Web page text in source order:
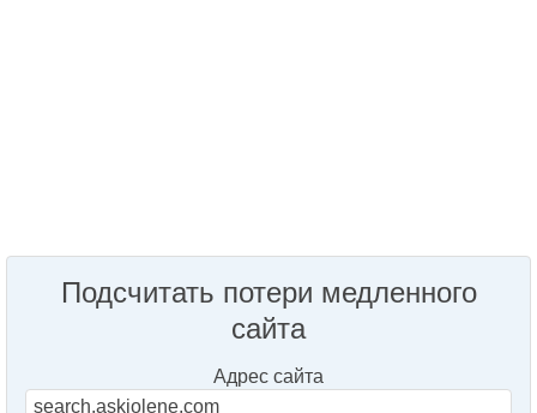
Подсчитать потери медленного
сайта
Адрес сайта